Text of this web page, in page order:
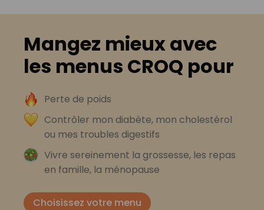
Mangez mieux avec
les menus CROQ pour
Perte de poids
Contrôler mon diabète, mon cholestérol
ou mes troubles digestifs
Vivre sereinement la grossesse, les repas
en famille, la ménopause
Choisissez votre menu